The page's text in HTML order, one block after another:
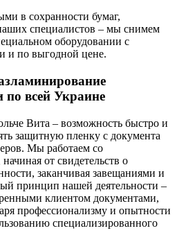
в сохранности бумаг,
специалистов – мы снимем
оборудовании с
и по выгодной цене.
по всей Украине
Вита – возможность быстро и
защитную пленку с документа
Мы работаем со
от свидетельств о
заканчивая завещаниями и
принцип нашей деятельности –
клиентом документами,
профессионализму и опытности
специализированного